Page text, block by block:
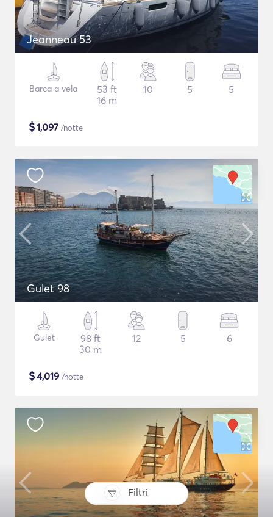
Filtri
Jeanneau 53
Barca a vela
53 ft
16 m
10 5 5
$1,097 /notte
Gulet 98
Gulet
98 ft
30 m
12 5 6
$4,019 /notte